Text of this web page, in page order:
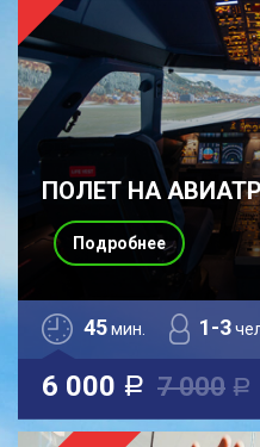
ПОЛЕТ НА
45мин. 1-3
6 000 a 7 000 a
Подробнее